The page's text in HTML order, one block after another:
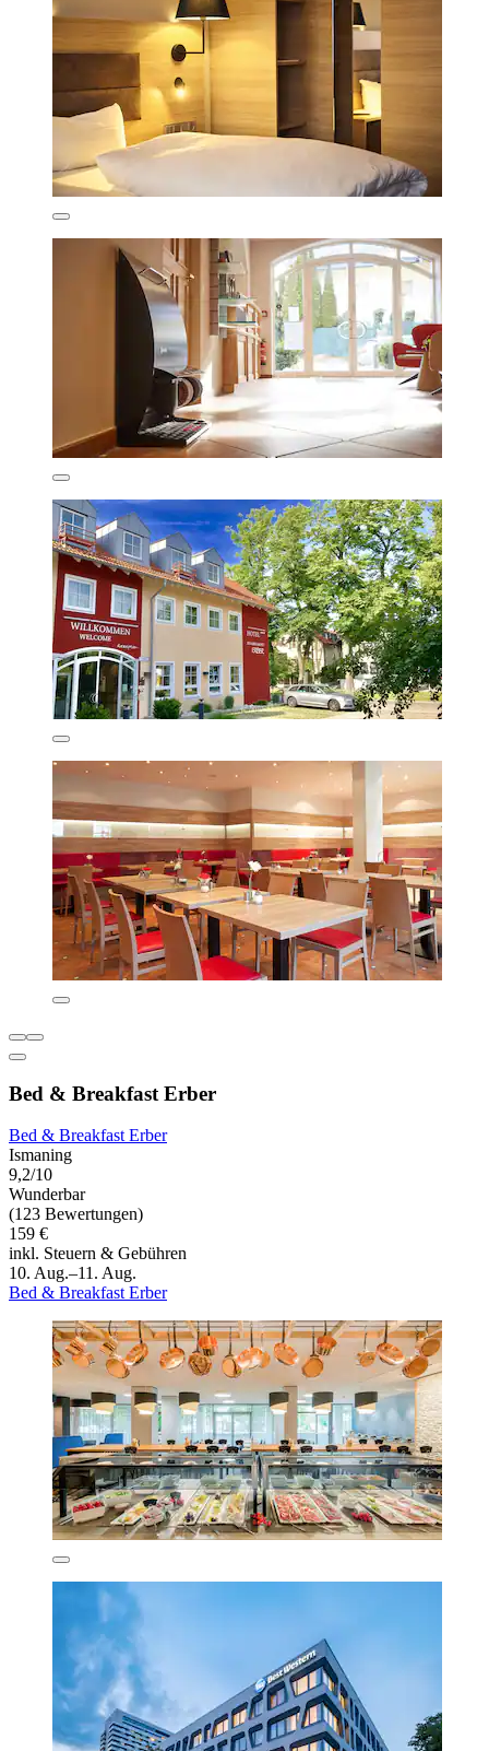
Bed & Breakfast Erber
Bed & Breakfast Erber
Ismaning
9,2/10
Wunderbar
(123 Bewertungen)
159 €
inkl. Steuern & Gebühren
10. Aug.–11. Aug.
Bed & Breakfast Erber